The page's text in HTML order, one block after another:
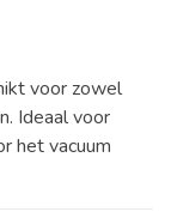
voor zowel
Ideaal voor
het vacuum